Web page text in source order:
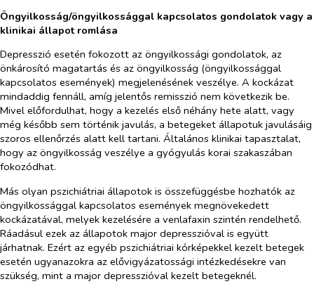
Öngyilkosság/öngyilkossággal kapcsolatos gondolatok vagy a
klinikai állapot romlása
Depresszió esetén fokozott az öngyilkossági gondolatok, az
önkárosító magatartás és az öngyilkosság (öngyilkossággal
kapcsolatos események) megjelenésének veszélye. A kockázat
mindaddig fennáll, amíg jelentős remisszió nem következik be.
Mivel előfordulhat, hogy a kezelés első néhány hete alatt, vagy
még később sem történik javulás, a betegeket állapotuk javulásáig
szoros ellenőrzés alatt kell tartani. Általános klinikai tapasztalat,
hogy az öngyilkosság veszélye a gyógyulás korai szakaszában
fokozódhat.
Más olyan pszichiátriai állapotok is összefüggésbe hozhatók az
öngyilkossággal kapcsolatos események megnövekedett
kockázatával, melyek kezelésére a venlafaxin szintén rendelhető.
Ráadásul ezek az állapotok major depresszióval is együtt
járhatnak. Ezért az egyéb pszichiátriai kórképekkel kezelt betegek
esetén ugyanazokra az elővigyázatossági intézkedésekre van
szükség, mint a major depresszióval kezelt betegeknél.